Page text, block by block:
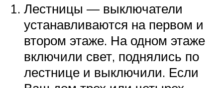
Лестницы — выключатели
устанавливаются на первом и
втором этаже. На одном этаже
включили свет, поднялись по
лестнице и выключили. Если